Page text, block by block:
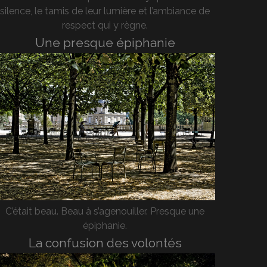
silence, le tamis de leur lumière et l’ambiance de
respect qui y règne.
Une presque épiphanie
C’était beau. Beau à s’agenouiller. Presque une
épiphanie.
La confusion des volontés